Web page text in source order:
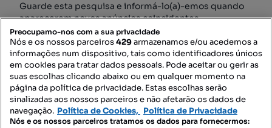
Guarde esta pesquisa e informá-lo(a)-emos quando
aparecerem novos anúncios coincidentes.
ID de pesquisa ID de pesquisa
Preocupamo-nos com a sua privacidade
Nós e os nossos parceiros429armazenamos e/ou acedemos a
informações num dispositivo, tais como identificadores únicos
em cookies para tratar dados pessoais. Pode aceitar ou gerir as
suas escolhas clicando abaixo ou em qualquer momento na
página da política de privacidade. Estas escolhas serão
sinalizadas aos nossos parceiros e não afetarão os dados de
navegação. Política de Cookies, Política de Privacidade
Nós e os nossos parceiros tratamos os dados para fornecermos: